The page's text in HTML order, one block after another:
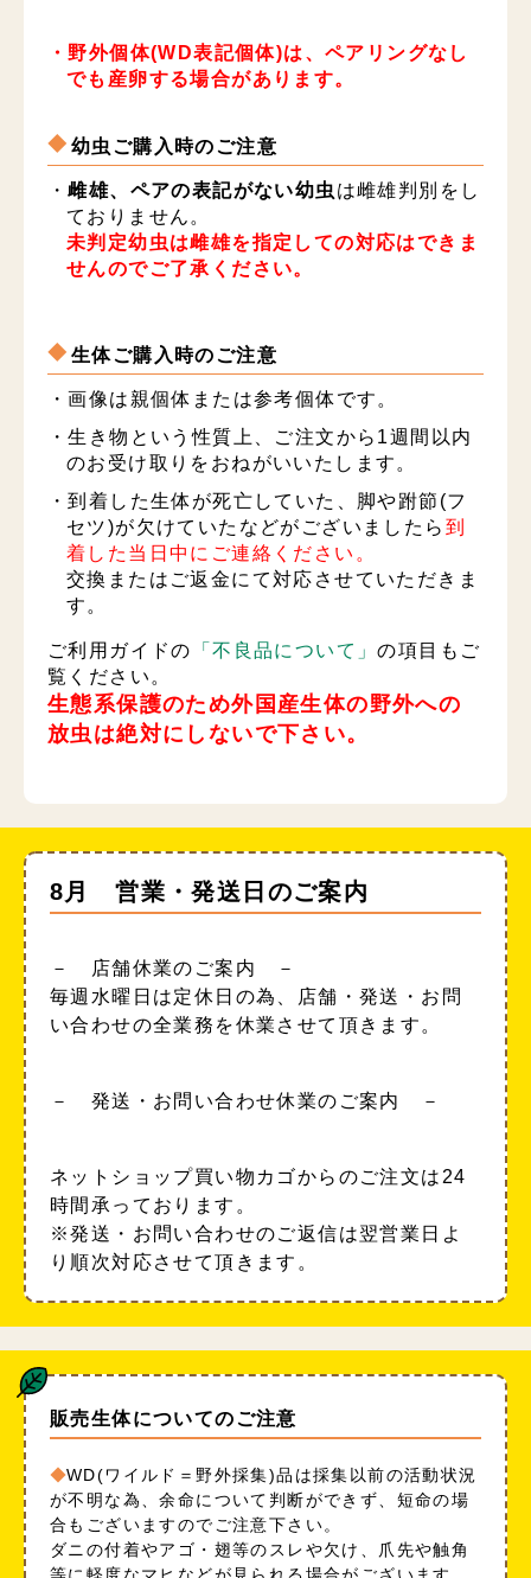
・野外個体(WD表記個体)は、ペアリングなし
でも産卵する場合があります。
幼虫ご購入時のご注意
・雌雄、ペアの表記がない幼虫 は雌雄判別をし
ておりません。
未判定幼虫は雌雄を指定しての対応はできま
せんのでご了承ください。
生体ご購入時のご注意
・画像は親個体または参考個体です。
・生き物という性質上、ご注文から1週間以内
のお受け取りをおねがいいたします。
・到着した生体が死亡していた、脚や跗節(フ
セツ)が欠けていたなどがございましたら 到
着した当日中にご連絡ください。
交換またはご返金にて対応させていただきま
す。
ご利用ガイドの 「不良品について」の項目もご
覧ください。
生態系保護のため外国産生体の野外への
放虫は絶対にしないで下さい。
8月 営業・発送日のご案内
－ 店舗休業のご案内 －
毎週水曜日は定休日の為、店舗・発送・お問
い合わせの全業務を休業させて頂きます。
－ 発送・お問い合わせ休業のご案内 －
ネットショップ買い物カゴからのご注文は24
時間承っております。
※発送・お問い合わせのご返信は翌営業日よ
り順次対応させて頂きます。
販売生体についてのご注意
WD(ワイルド＝野外採集)品は採集以前の活動状況
が不明な為、余命について判断ができず、短命の場
合もございますのでご注意下さい。
ダニの付着やアゴ・翅等のスレや欠け、爪先や触角